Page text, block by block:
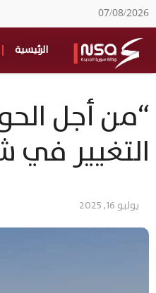
07/08/2026
الرئيسية
“من أجل
التغيير
يوليو 16, 2025